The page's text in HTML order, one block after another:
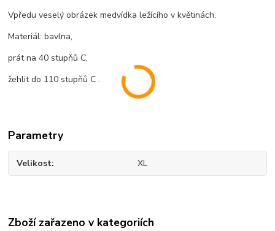
Vpředu veselý obrázek medvídka ležícího v květinách.
Materiál: bavlna,
prát na 40 stupňů C,
žehlit do 110 stupňů C .
Parametry
Velikost XL
Zboží zařazeno v kategoriích